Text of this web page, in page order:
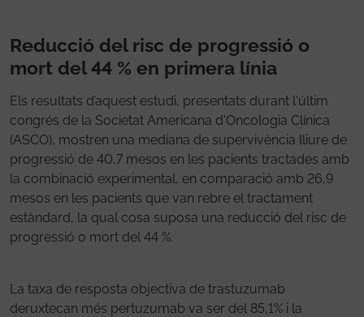
Reducció del risc de progressió o
mort del 44 % en primera línia
Els resultats d’aquest estudi, presentats durant l'últim
congrés de la Societat Americana d'Oncologia Clínica
(ASCO), mostren una mediana de supervivència lliure de
progressió de 40,7 mesos en les pacients tractades amb
la combinació experimental, en comparació amb 26,9
mesos en les pacients que van rebre el tractament
estàndard, la qual cosa suposa una reducció del risc de
progressió o mort del 44 %.
La taxa de resposta objectiva de trastuzumab
deruxtecan més pertuzumab va ser del 85,1% i la